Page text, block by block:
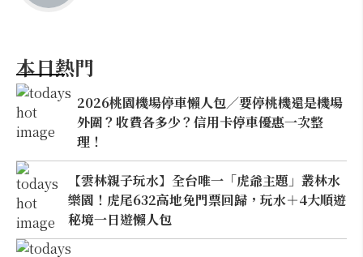
本日熱門
2026桃園機場停車懶人包／要停桃機還是機場
外圍？收費各多少？信用卡停車優惠一次整
理！
【雲林親子玩水】全台唯一「虎爺主題」叢林水
樂園！虎尾632高地免門票回歸，玩水＋4大順遊
秘境一日遊懶人包